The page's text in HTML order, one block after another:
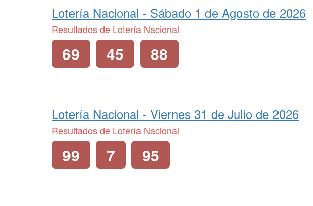
Lotería Nacional - Sábado 1 de Agosto de 2026
Resultados de Lotería Nacional
69 45 88
Lotería Nacional - Viernes 31 de Julio de 2026
Resultados de Lotería Nacional
99 7 95